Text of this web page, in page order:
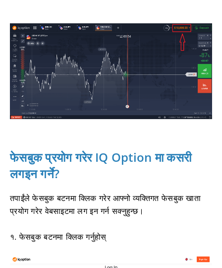
फेसबुक प्रयोग गरेर IQ Option मा कसरी
लगइन गर्ने?
तपाईंले फेसबुक बटनमा क्लिक गरेर आफ्नो व्यक्तिगत फेसबुक खाता
प्रयोग गरेर वेबसाइटमा लग इन गर्न सक्नुहुन्छ।
१. फेसबुक बटनमा क्लिक गर्नुहोस्